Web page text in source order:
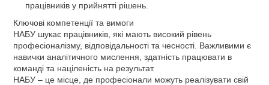
працівників у прийнятті рішень.
Ключові компетенції та вимоги
НАБУ шукає працівників, які мають високий рівень
професіоналізму, відповідальності та чесності. Важливими є
навички аналітичного мислення, здатність працювати в
команді та націленість на результат.
НАБУ – це місце, де професіонали можуть реалізувати свій